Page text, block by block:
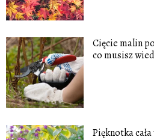
Cięcie malin
co musisz
Pięknotka